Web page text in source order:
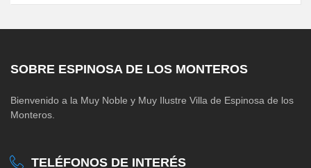
SOBRE ESPINOSA DE LOS MONTEROS
Bienvenido a la Muy Noble y Muy Ilustre Villa de Espinosa de los
Monteros.
TELÉFONOS DE INTERÉS